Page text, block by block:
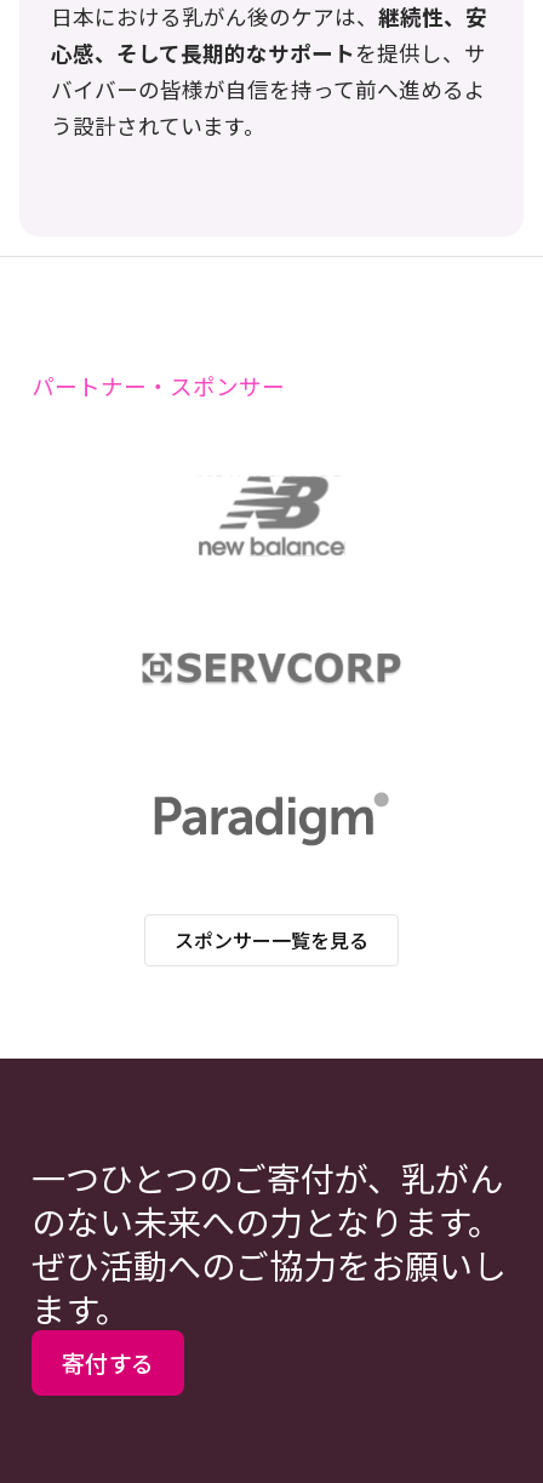
日本における乳がん後のケアは、 継続性、安
心感、そして長期的なサポートを提供し、サ
バイバーの皆様が自信を持って前へ進めるよ
う設計されています。
パートナー・スポンサー
スポンサー一覧を見る
一つひとつのご寄付が、乳がん
のない未来への力となります。
ぜひ活動へのご協力をお願いし
ます。
寄付する